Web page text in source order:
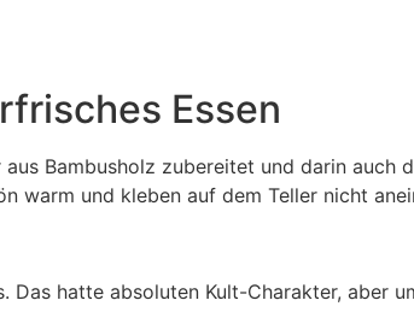
Essen
Bambusholz zubereitet und darin
warm und kleben auf dem Teller nicht
hatte absoluten Kult-Charakter, aber